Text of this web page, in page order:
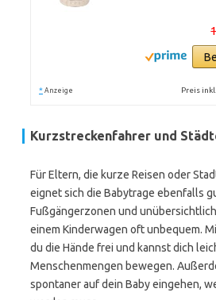
* Anzeige Preis
Kurzstreckenfahrer und
Für Eltern, die kurze Reisen oder
eignet sich die Babytrage ebenfalls
Fußgängerzonen und
einem Kinderwagen oft unbequem.
du die Hände frei und kannst dich
Menschenmengen bewegen.
spontaner auf dein Baby eingehen,